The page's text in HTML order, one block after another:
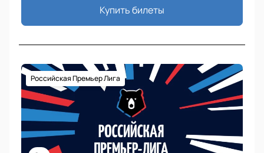
Купить билеты
Российская Премьер Лига